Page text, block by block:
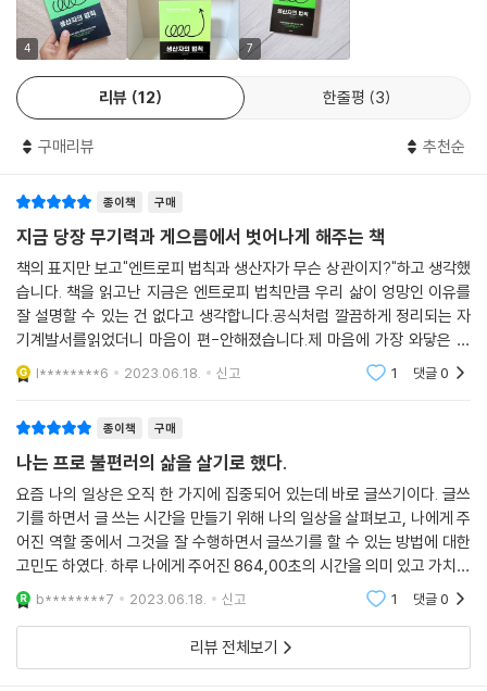
삶의 무게는 페르소나의 무게라 해도 과언이 아니다. 그러나 어느 정도의
무게는 삶에 도움이 된다. 바람에 흩날리지 않으며 중심을 잡고 오뚝이 서
있을 수 있는 건 무게가 있을 때 가능한 일이다. 삶의 무게를 짐으로 받아들
일 것인가, 아니면 삶의 중심을 잡게 해주는 추로 활용할 것인가. 페르소나
는 아무리 봐도 짐이다. 그러나 역으로 그것을 활용하면 원형인 내가 아예
--- p.211
호기심이 있는 사람, 해당 분야를 궁금해하는 사람에게 정보를 전달하는
책은 이야기책보다 더 큰 즐거움을 줍니다. 이때 경험하는 기분이 이겁니
다. “아하~ 그렇구나!” 어둑어둑한 공간에서 더듬거리고 있을 때 형광등
이 탁 켜지는 시원한 느낌. 배움과 성장을 즐기는 것은 인간 누구나 느끼는
보편적인 정서입니다. 초등 고학년 시기에 책을 읽으며 이러한 느낌을 경
험할 수 있다면 앞으로 중고등학교에서 필요한 탄탄한 공부 정서를 형성하
--- p.214
이제는 ‘몰린 일들을 어떤 기준으로 카테고라이징 할 것인가’를 고민해야
한다. 아마도 시간에 초점을 둔 사람이라면 중요성과 시급성을 먼저 떠올
릴 것이다. 나 역시도 다양한 방법으로 카테고라이징을 해보았다. 시행착
오 끝에 얻은 나에게 가장 좋은 카테고라이징 기준은 ‘페르소나 카테고라
이징’이었다. 몰려오는 일들은 결국, 내가 쓰거나 내게 씌워진 페르소나로
부터 오는 것들이기 때문이다.
→ 지금에 집중하는 생산자 : 불편한 선택은 지금을 가리킨다
삶의 방향 : 스스로에게 끊임없이 질문하고, 알고리즘을 만들어내는 삶.
특징 : 무엇을 해야 할지 잘 안다, 지금에 집중하고 현재에 충실하다, 소비
를 하더라도 생산을 위한 소비를 하고 소모됨을 느낄 때에는 스스로를 돌
한 미래에서 온다
삶의 방향 : 소비나 외부 자극을 통해 자아를 인지하고, 알고리즘에 이끌리
는 삶.
특징 : 소비하지 않으면 무엇을 해야 할지 모른다, 미래에 대한 불안을 느끼
지만 소비 이외의 다른 일을 하지 않는다.
‘생산자’의 삶은 확연히 다르다. ‘생산자’는 ‘소모자’와 ‘소비자’를 오갈 줄 안
다. 소비를 하게 되더라도 생산을 위한 소비를 하고, 소모되는 자신을 발견
하면 질문을 던지며 스스로를 다독인다. 또한 생산자는 스스로의 알고리즘
을 만들어낸다. 스스로에게 던진 질문들은 콘텐츠가 되고, 이러한 생산물
들은 나만의 알고리즘이 되어 더 이상 누군가의 알고리즘에 압도되거나 휘
둘리지 않는다. 스스로에게 필요한 알고리즘을 선택할 수 있게 되고, 원하
는 것이 없다면 스스로 만들어내기도 한다. 저자는 묻는다. 소모자 VS. 생
산자 VS. 소비자 어떤 삶을 살고 싶은지를.
생산자가 되기 위한 1.
불편한 선택의 힘을 믿을 것
소비자, 생산자, 소비자 중에 생산자가 되기로 마음을 먹었다면, 이제 ‘불
4 7
리뷰 12 한줄평 3
구매리뷰 추천순
종이책 구매
지금 당장 무기력과 게으름에서 벗어나게 해주는 책
책의 표지만 보고"엔트로피 법칙과 생산자가 무슨 상관이지?"하고 생각했
습니다. 책을 읽고난 지금은 엔트로피 법칙만큼 우리 삶이 엉망인 이유를
잘 설명할 수 있는 건 없다고 생각합니다.공식처럼 깔끔하게 정리되는 자
기계발서를읽었더니 마음이 편-안해졌습니다.제 마음에 가장 와닿은 건
'불편한 선택'을 하라는 부분이었습니다.괜히 '어려운 선택'하면서 본능을
억누르지 말고, 그
l********6 2023.06.18. 신고 1 댓글0
종이책 구매
나는 프로 불편러의 삶을 살기로 했다.
요즘 나의 일상은 오직 한 가지에 집중되어 있는데 바로 글쓰기이다. 글쓰
기를 하면서 글 쓰는 시간을 만들기 위해 나의 일상을 살펴보고, 나에게 주
어진 역할 중에서 그것을 잘 수행하면서 글쓰기를 할 수 있는 방법에 대한
고민도 하였다. 하루 나에게 주어진 864,00초의 시간을 의미 있고 가치있
게 사용하게 만들어 주는 글쓰기는 작가라는 꿈을 현실로 만들어 주었고,
독서가라는
b********7 2023.06.18. 신고 1 댓글0
리뷰 전체보기